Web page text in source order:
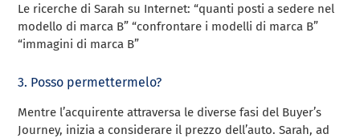
Le ricerche di Sarah su Internet: “quanti posti a sedere nel
modello di marca B” “confrontare i modelli di marca B”
“immagini di marca B”
3. Posso permettermelo?
Mentre l’acquirente attraversa le diverse fasi del Buyer’s
Journey, inizia a considerare il prezzo dell’auto. Sarah, ad